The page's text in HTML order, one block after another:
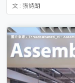
文 : 張詩朗